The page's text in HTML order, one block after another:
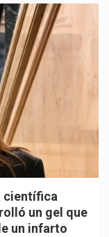
científica
un gel que
un infarto